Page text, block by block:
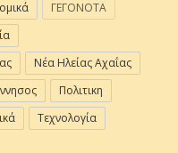
ΓΕΓΟΝΟΤΑ
Νέα Ηλείας Αχαΐας
Πολιτικη
Τεχνολογία